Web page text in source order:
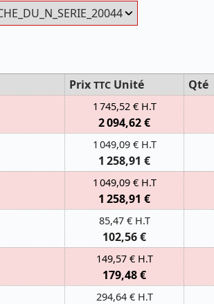
Prix TTC Unité
Qté
1 745,52 € H.T
2 094,62 €
1 049,09 € H.T
1 258,91 €
1 049,09 € H.T
1 258,91 €
85,47 € H.T
102,56 €
149,57 € H.T
179,48 €
294,64 € H.T